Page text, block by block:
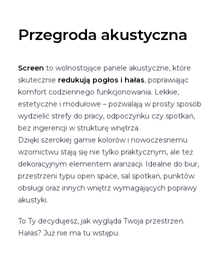
Przegroda akustyczna
Screen to wolnostojące panele akustyczne, które
skutecznie redukują pogłos i hałas, poprawiając
komfort codziennego funkcjonowania. Lekkie,
estetyczne i modułowe – pozwalają w prosty sposób
wydzielić strefy do pracy, odpoczynku czy spotkań,
bez ingerencji w strukturę wnętrza.
Dzięki szerokiej gamie kolorów i nowoczesnemu
wzornictwu stają się nie tylko praktycznym, ale też
dekoracyjnym elementem aranżacji. Idealne do biur,
przestrzeni typu open space, sal spotkań, punktów
obsługi oraz innych wnętrz wymagających poprawy
akustyki.
To Ty decydujesz, jak wygląda Twoja przestrzeń.
Hałas? Już nie ma tu wstępu.